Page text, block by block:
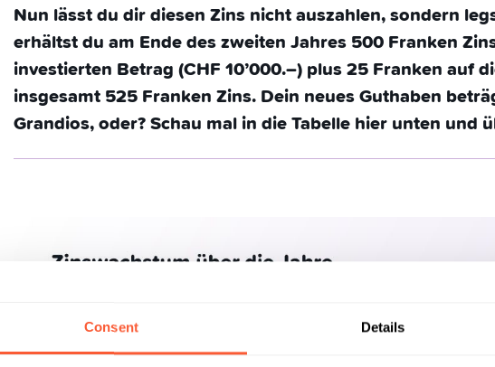
Consent Details
Nun lässt du dir diesen Zins nicht auszahlen, sondern
erhältst du am Ende des zweiten Jahres 500 Franken
investierten Betrag (CHF 10’000.–) plus 25 Franken auf
insgesamt 525 Franken Zins. Dein neues Guthaben
Grandios, oder? Schau mal in die Tabelle hier unten und